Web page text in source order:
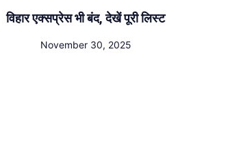
विहार एक्सप्रेस भी बंद, देखें पूरी लिस्ट
November 30, 2025